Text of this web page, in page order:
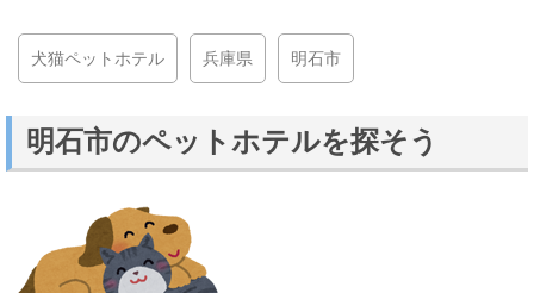
犬猫ペットホテル 兵庫県 明石市
明石市のペットホテルを探そう